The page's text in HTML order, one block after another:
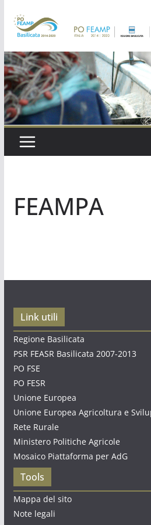
contenuto
FEAMPA
Link utili
Regione Basilicata
PSR FEASR Basilicata 2007-2013
PO FSE
PO FESR
Unione Europea
Unione Europea Agricoltura e
Rete Rurale
Ministero Politiche Agricole
Mosaico Piattaforma per AdG
Tools
Mappa del sito
Note legali